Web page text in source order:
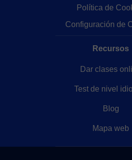
Política de
Configuración de
Recursos
Dar clases
Test de nivel
Blog
Mapa web